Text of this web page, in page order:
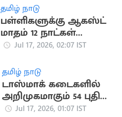
தமிழ் நாடு
பள்ளிகளுக்கு ஆகஸ்ட்
மாதம் 12 நாட்கள்
விடுமுறை
Jul 17, 2026, 02:07 IST
தமிழ் நாடு
டாஸ்மாக் கடைகளில்
அறிமுகமாகும் 54 புதிய
பிராண்ட் மது வகைகள்
Jul 17, 2026, 01:07 IST